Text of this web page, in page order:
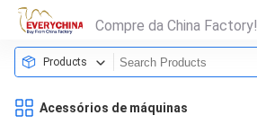
Compre da China Factory!
Products
Acessórios de máquinas